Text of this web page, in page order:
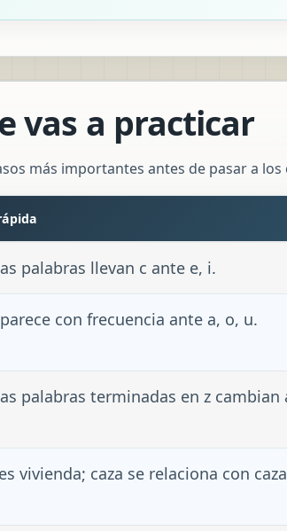
vas a practicar
más importantes antes de pasar a
palabras llevan c ante e, i.
con frecuencia ante a, o, u.
palabras terminadas en z cambian
vivienda; caza se relaciona con